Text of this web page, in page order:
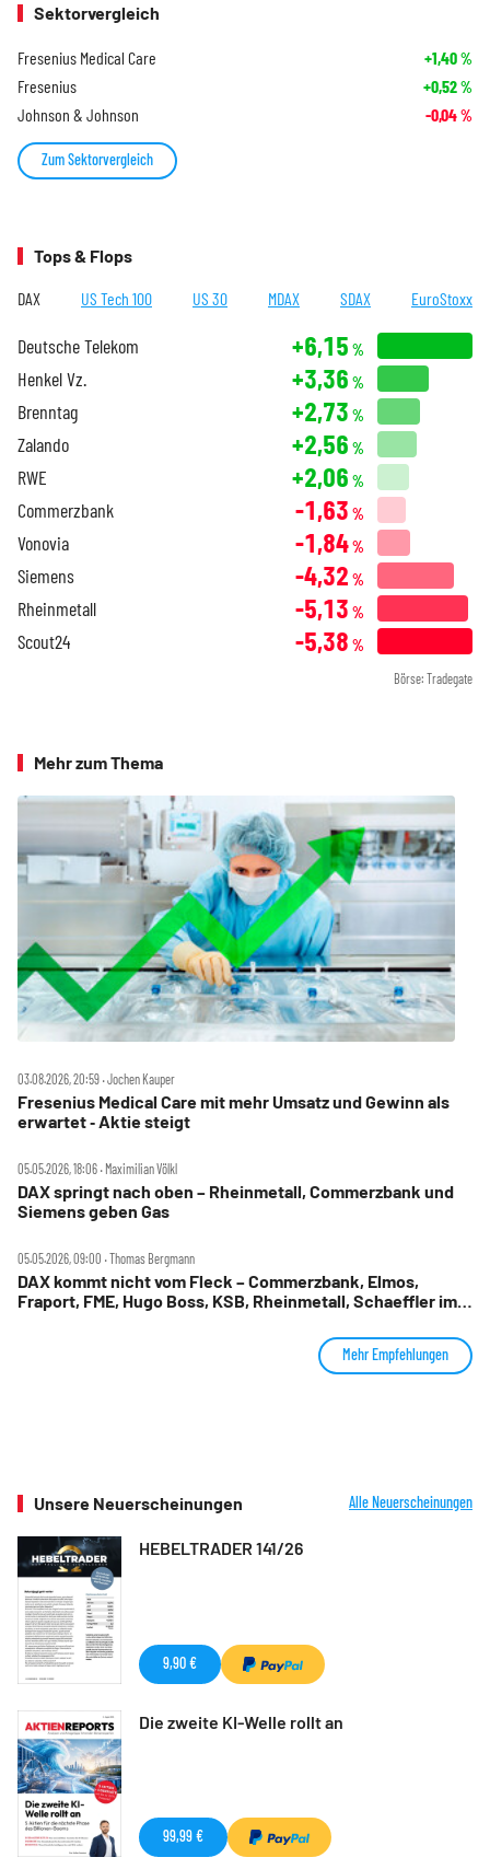
Sektorvergleich
Fresenius Medical Care +1,40%
Fresenius +0,52%
Johnson & Johnson -0,04%
Zum Sektorvergleich
Tops & Flops
DAX US Tech 100 US 30 MDAX SDAX EuroStoxx
Deutsche Telekom +6,15 %
Henkel Vz. +3,36 %
Brenntag +2,73 %
Zalando +2,56 %
RWE +2,06 %
Commerzbank -1,63 %
Vonovia -1,84%
Siemens -4,32 %
Rheinmetall -5,13 %
Scout24 -5,38 %
Börse: Tradegate
Mehr zum Thema
03.08.2026, 20:59 ‧ Jochen Kauper
Fresenius Medical Care mit mehr Umsatz und Gewinn als
erwartet ‑ Aktie steigt
05.05.2026, 18:06 ‧ Maximilian Völkl
DAX springt nach oben – Rheinmetall, Commerzbank und
Siemens geben Gas
05.05.2026, 09:00 ‧ Thomas Bergmann
DAX kommt nicht vom Fleck – Commerzbank, Elmos,
Fraport, FME, Hugo Boss, KSB, Rheinmetall, Schaeffler im
Mehr Empfehlungen
Unsere Neuerscheinungen Alle Neuerscheinungen
HEBELTRADER 141/26
9,90 €
Die zweite KI-Welle rollt an
99,99 €